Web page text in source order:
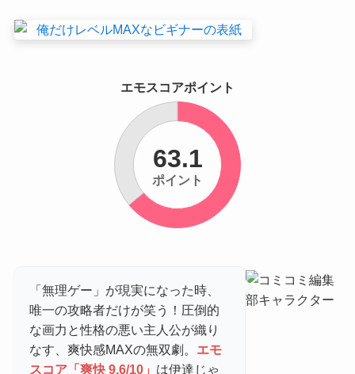
「無理ゲー」が現実になった時、
唯一の攻略者だけが笑う！圧倒的
な画力と性格の悪い主人公が織り
なす、爽快感MAXの無双劇。 エモ
スコア「爽快 9.6/10」 は伊達じゃ
エモスコアポイント
63.1
ポイント